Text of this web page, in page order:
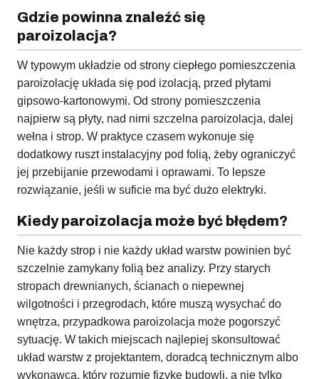
Gdzie powinna znaleźć się
paroizolacja?
W typowym układzie od strony ciepłego pomieszczenia
paroizolację układa się pod izolacją, przed płytami
gipsowo-kartonowymi. Od strony pomieszczenia
najpierw są płyty, nad nimi szczelna paroizolacja, dalej
wełna i strop. W praktyce czasem wykonuje się
dodatkowy ruszt instalacyjny pod folią, żeby ograniczyć
jej przebijanie przewodami i oprawami. To lepsze
rozwiązanie, jeśli w suficie ma być dużo elektryki.
Kiedy paroizolacja może być błędem?
Nie każdy strop i nie każdy układ warstw powinien być
szczelnie zamykany folią bez analizy. Przy starych
stropach drewnianych, ścianach o niepewnej
wilgotności i przegrodach, które muszą wysychać do
wnętrza, przypadkowa paroizolacja może pogorszyć
sytuację. W takich miejscach najlepiej skonsultować
układ warstw z projektantem, doradcą technicznym albo
wykonawcą, który rozumie fizykę budowli, a nie tylko